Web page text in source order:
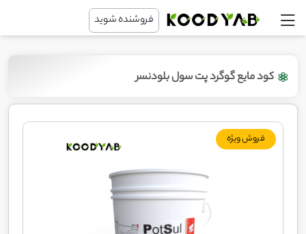
فروشنده شوید
کود مایع گوگرد پت سول بلودنسر
فروش ویژه